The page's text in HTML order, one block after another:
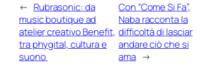
← Rubrasonic: da
music boutique ad
atelier creativo Benefit,
tra phygital, cultura e
suono
Con “Come Si Fa”,
Naba racconta la
difficoltà di lasciar
andare ciò che si
ama →